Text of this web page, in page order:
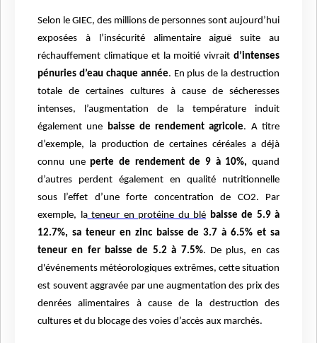
Selon le GIEC, des millions de personnes sont aujourd’hui
exposées à l’insécurité alimentaire aiguë suite au
réchauffement climatique et la moitié vivrait d’intenses
pénuries d’eau chaque année. En plus de la destruction
totale de certaines cultures à cause de sécheresses
intenses, l’augmentation de la température induit
également une baisse de rendement agricole. A titre
d’exemple, la production de certaines céréales a déjà
connu uneperte de rendement de 9 à 10%,quand
d’autres perdent également en qualité nutritionnelle
sous l’effet d’une forte concentration de CO2. Par
exemple, la teneur en protéine du blé baisse de 5.9 à
12.7%, sa teneur en zinc baisse de 3.7 à 6.5% et sa
teneur en fer baisse de 5.2 à 7.5%. De plus, en cas
d'événements météorologiques extrêmes, cette situation
est souvent aggravée par une augmentation des prix des
denrées alimentaires à cause de la destruction des
cultures et du blocage des voies d’accès aux marchés.